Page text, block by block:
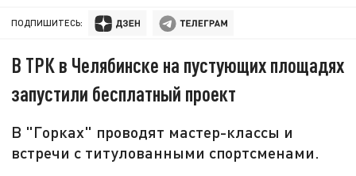
ПОДПИШИТЕСЬ:
В ТРК в Челябинске на пустующих площадях
запустили бесплатный проект
В "Горках" проводят мастер-классы и
встречи с титулованными спортсменами.